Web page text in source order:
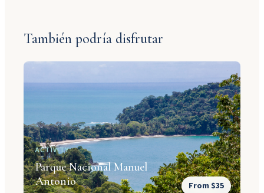
También podría disfrutar
ACTIVITY
Parque Nacional Manuel
Antonio
From $35